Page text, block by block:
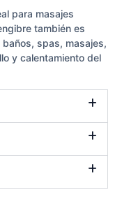
para masajes
también es
spas, masajes,
y calentamiento del